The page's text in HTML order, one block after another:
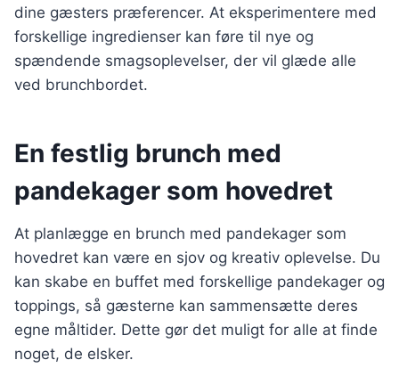
dine gæsters præferencer. At eksperimentere med
forskellige ingredienser kan føre til nye og
spændende smagsoplevelser, der vil glæde alle
ved brunchbordet.
En festlig brunch med
pandekager som hovedret
At planlægge en brunch med pandekager som
hovedret kan være en sjov og kreativ oplevelse. Du
kan skabe en buffet med forskellige pandekager og
toppings, så gæsterne kan sammensætte deres
egne måltider. Dette gør det muligt for alle at finde
noget, de elsker.